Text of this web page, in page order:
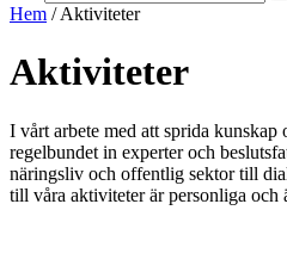
Hem / Aktiviteter
Aktiviteter​​​
I vårt arbete med att sprida
regelbundet in experter och
näringsliv och offentlig sektor till
till våra aktiviteter är personliga och